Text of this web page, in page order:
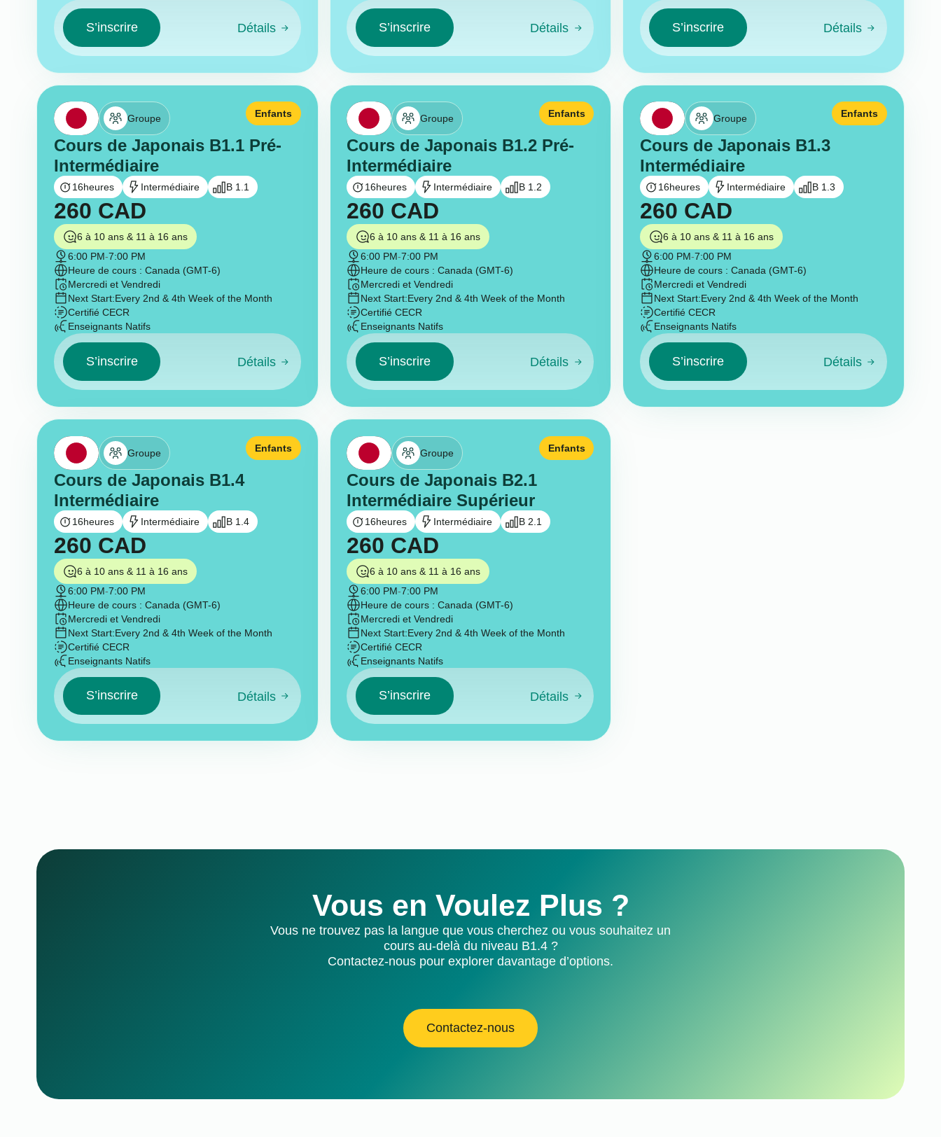
S’inscrire Détails S’inscrire Détails S’inscrire Détails
Groupe
Cours de Japonais B1.1 Pré-
Intermédiaire
Enfants
16heures Intermédiaire B 1.1
260 CAD
6 à 10 ans & 11 à 16 ans
6:00 PM-7:00 PM
Heure de cours : Canada (GMT-6)
Mercredi et Vendredi
Next Start:Every 2nd & 4th Week of the Month
Certifié CECR
Enseignants Natifs
S’inscrire Détails
Groupe
Cours de Japonais B1.2 Pré-
Intermédiaire
Enfants
16heures Intermédiaire B 1.2
260 CAD
6 à 10 ans & 11 à 16 ans
6:00 PM-7:00 PM
Heure de cours : Canada (GMT-6)
Mercredi et Vendredi
Next Start:Every 2nd & 4th Week of the Month
Certifié CECR
Enseignants Natifs
S’inscrire Détails
Groupe
Cours de Japonais B1.3
Intermédiaire
Enfants
16heures Intermédiaire B 1.3
260 CAD
6 à 10 ans & 11 à 16 ans
6:00 PM-7:00 PM
Heure de cours : Canada (GMT-6)
Mercredi et Vendredi
Next Start:Every 2nd & 4th Week of the Month
Certifié CECR
Enseignants Natifs
S’inscrire Détails
Groupe
Cours de Japonais B1.4
Intermédiaire
Enfants
16heures Intermédiaire B 1.4
260 CAD
6 à 10 ans & 11 à 16 ans
6:00 PM-7:00 PM
Heure de cours : Canada (GMT-6)
Mercredi et Vendredi
Next Start:Every 2nd & 4th Week of the Month
Certifié CECR
Enseignants Natifs
S’inscrire Détails
Groupe
Cours de Japonais B2.1
Intermédiaire Supérieur
Enfants
16heures Intermédiaire B 2.1
260 CAD
6 à 10 ans & 11 à 16 ans
6:00 PM-7:00 PM
Heure de cours : Canada (GMT-6)
Mercredi et Vendredi
Next Start:Every 2nd & 4th Week of the Month
Certifié CECR
Enseignants Natifs
S’inscrire Détails
Vous en Voulez Plus ?
Vous ne trouvez pas la langue que vous cherchez ou vous souhaitez un
cours au-delà du niveau B1.4 ?
Contactez-nous pour explorer davantage d’options.
Contactez-nous